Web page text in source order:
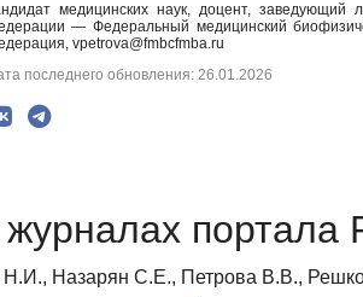
медицинских наук, доцент, заведующий
— Федеральный медицинский
vpetrova@fmbcfmba.ru
последнего обновления: 26.01.2026
портала
Н.И., Назарян С.Е., Петрова В.В.,